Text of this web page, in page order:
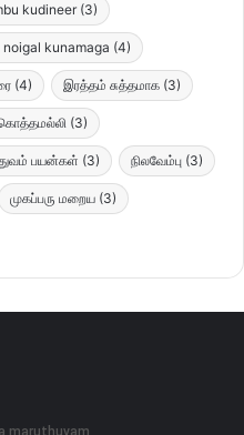
kudineer (3)
noigal kunamaga (4)
(4) இரத்தம் சுத்தமாக (3)
(3)
பயன்கள் (3) நிலவேம்பு (3)
முகப்பரு மறைய (3)